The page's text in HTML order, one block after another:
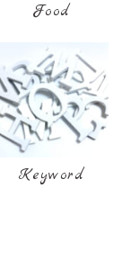
Food
Keyword